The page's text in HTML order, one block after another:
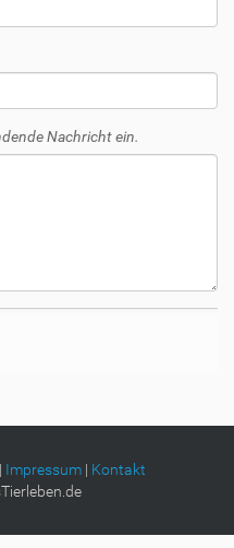
Nachricht ein.
Impressum| Kontakt